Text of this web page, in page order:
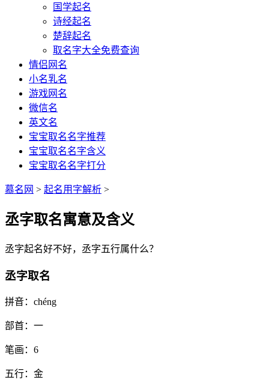
国学起名
诗经起名
楚辞起名
取名字大全免费查询
情侣网名
小名乳名
游戏网名
微信名
英文名
宝宝取名名字推荐
宝宝取名名字含义
宝宝取名名字打分
慕名网 > 起名用字解析 >
丞字取名寓意及含义
丞字起名好不好， 丞字五行属什么？
丞字取名
拼音： chéng
部首： 一
笔画： 6
五行： 金